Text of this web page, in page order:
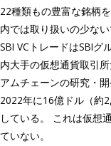
22種類もの豊富な銘柄
内では取り扱いの少な
SBI VCトレードはSBIグ
内大手の仮想通貨取引所
アムチェーンの研究・
2022年に16億ドル（約
している。 これは仮想
ていない。